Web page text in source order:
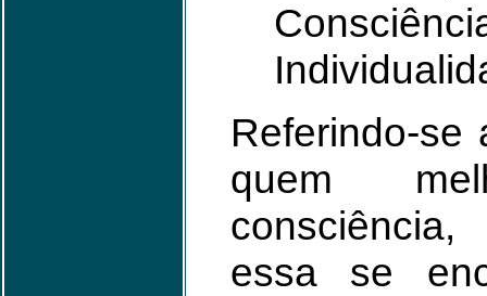
Referindo-
quem
essa se